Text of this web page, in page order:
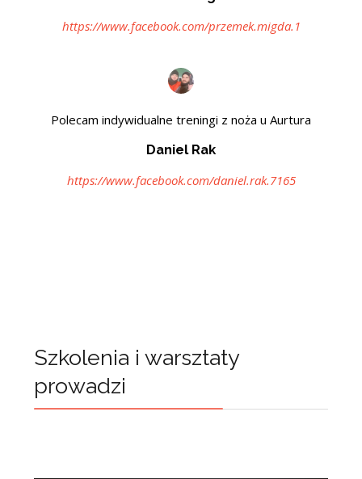
https://www.facebook.com/przemek.migda.1
Polecam indywidualne treningi z noża u Aurtura
Daniel Rak
https://www.facebook.com/daniel.rak.7165
Szkolenia i warsztaty
prowadzi